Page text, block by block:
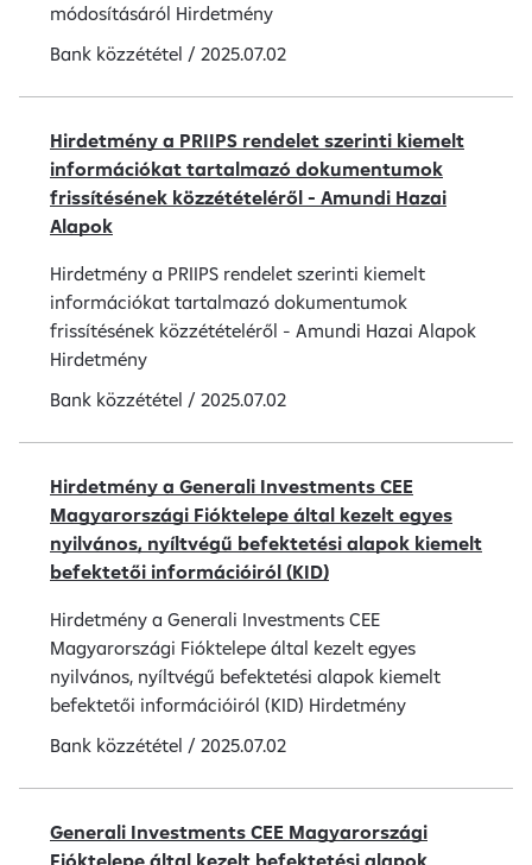
módosításáról Hirdetmény
Bank közzététel / 2025.07.02
Hirdetmény a PRIIPS rendelet szerinti kiemelt
információkat tartalmazó dokumentumok
frissítésének közzétételéről - Amundi Hazai
Alapok
Hirdetmény a PRIIPS rendelet szerinti kiemelt
információkat tartalmazó dokumentumok
frissítésének közzétételéről - Amundi Hazai Alapok
Hirdetmény
Bank közzététel / 2025.07.02
Hirdetmény a Generali Investments CEE
Magyarországi Fióktelepe által kezelt egyes
nyilvános, nyíltvégű befektetési alapok kiemelt
befektetői információiról (KID)
Hirdetmény a Generali Investments CEE
Magyarországi Fióktelepe által kezelt egyes
nyilvános, nyíltvégű befektetési alapok kiemelt
befektetői információiról (KID) Hirdetmény
Bank közzététel / 2025.07.02
Generali Investments CEE Magyarországi
Fióktelepe által kezelt befektetési alapok